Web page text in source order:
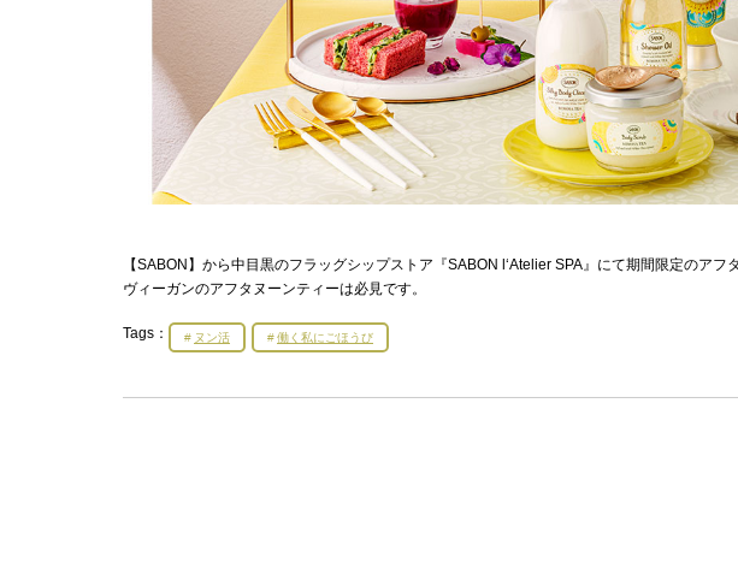
【SABON】から中目黒のフラッグシップストア『SABON l‘Atelier SPA』にて期間限定のア
ヴィーガンのアフタヌーンティーは必見です。
Tags： ヌン活 働く私にごほうび